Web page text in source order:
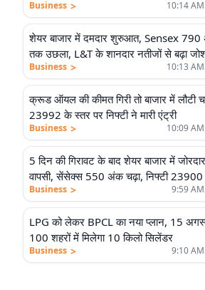
Business > 10:14
शेयर बाजार में दमदार शुरुआत, Sensex
तक उछला, L&T के शानदार नतीजों से बढ़ा
Business > 10:13
क्रूड ऑयल की कीमत गिरी तो बाजार में लौटी
23992 के स्तर पर निफ्टी ने मारी एंट्री
Business > 10:09
5 दिन की गिरावट के बाद शेयर बाजार में जोरदार
वापसी, सेंसेक्स 550 अंक चढ़ा, निफ्टी 23900
Business > 9:59
LPG को लेकर BPCL का नया प्लान, 15
100 शहरों में मिलेगा 10 किलो सिलेंडर
Business > 9:10